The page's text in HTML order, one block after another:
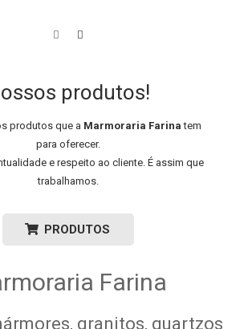
produtos!
produtos que a Marmoraria Farina tem
para oferecer.
e respeito ao cliente. É assim que
trabalhamos.
PRODUTOS
Farina
granitos, quartzos